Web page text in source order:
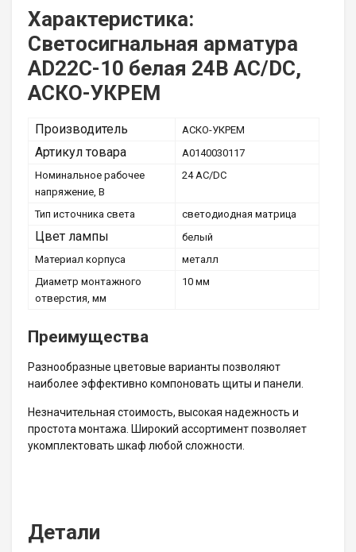
Характеристика:
Светосигнальная арматура
AD22C-10 белая 24В AC/DC,
АСКО-УКРЕМ
Производитель АСКО-УКРЕМ
Артикул товара
A0140030117
Номинальное рабочее
напряжение, В
24 АC/DC
Тип источника света светодиодная матрица
Цвет лампы
белый
Материал корпуса
металл
Диаметр монтажного
отверстия, мм
10 мм
Преимущества
Разнообразные цветовые варианты позволяют
наиболее эффективно компоновать щиты и панели.
Незначительная стоимость, высокая надежность и
простота монтажа. Широкий ассортимент позволяет
укомплектовать шкаф любой сложности.
Детали